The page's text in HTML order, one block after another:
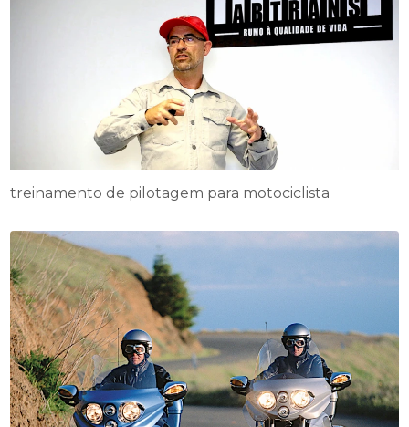
treinamento de pilotagem para motociclista